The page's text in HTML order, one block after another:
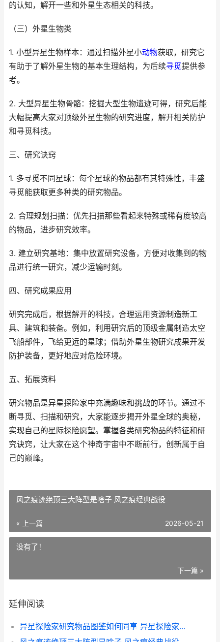
的认知，解开一些和外星生态相关的科技。
（三）外星生物类
1. 小型异星生物样本：通过扫描外星小动物获取，研究它
有助于了解外星生物的基本生理结构，为后续寻觅提供参
考。
2. 大型异星生物骨骼：挖掘大型生物遗迹可得，研究后能
大幅提高大家对顶级外星生物的研究进度，解开相关防护
和寻觅科技。
三、研究诀窍
1. 多寻觅不同星球：每个星球的物品都有其特殊性，丰盛
寻觅能获取更多种类的研究物品。
2. 合理规划扫描：优先扫描那些看起来特殊或稀有度较高
的物品，进步研究效率。
3. 建立研究基地：集中放置研究设备，方便对收集到的物
品进行统一研究，减少运输时刻。
四、研究成果应用
研究完成后，根据解开的科技，合理运用资源制造新工
具、建筑和装备。例如，利用研究后的顶级金属制造太空
飞船部件，飞给更远的星球；借助外星生物研究成果开发
防护装备，更好地应对危险环境。
五、拓展资料
研究物品是异星探险家中充满趣味和挑战的环节。通过不
断寻觅、扫描和研究，大家能逐步揭开外星全球的奥秘，
实现自己的星际探险愿望。掌握各类研究物品的特征和研
究诀窍，让大家在这个神奇宇宙中不断前行，创新属于自
己的巅峰。
风之痕迹绝顶三大阵型是啥子 风之痕经典战役
« 上一篇 2026-05-21
没有了！
下一篇 »
延伸阅读
异星探险家研究物品图鉴如何同享 异星探险家研究仓